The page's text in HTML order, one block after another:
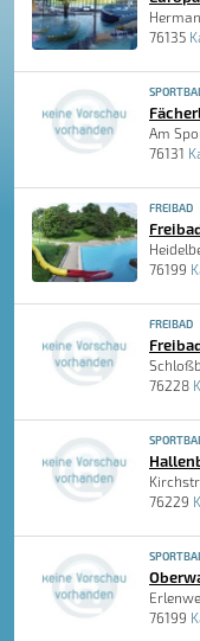
76135
Am
76131
FREIBAD
76199
FREIBAD
76228
76229
76199